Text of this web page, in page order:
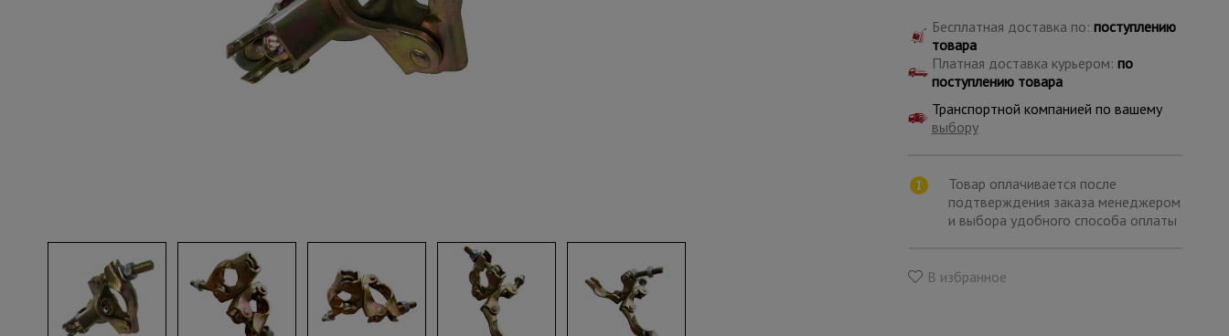
Тачки строительные и садовые
Лестницы и стремянки
Штукатурные комплекты
Бесплатная доставка по: поступлению
товара
Платная доставка курьером: по
поступлению товара
Транспортной компанией по вашему
выбору
Товар оплачивается после
подтверждения заказа менеджером
и выбора удобного способа оплаты
В избранное